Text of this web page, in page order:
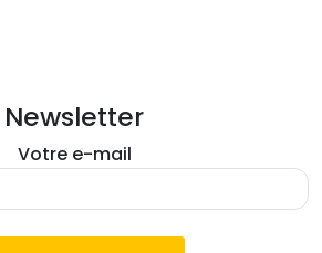
Newsletter
Votre e-mail